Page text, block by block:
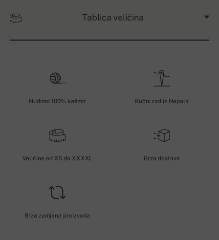
Tablica veličina
Nudimo 100% kašmir Ručni rad iz Nepala
Veličine od XS do XXXXL Brza dostava
Brza zamjena proizvoda